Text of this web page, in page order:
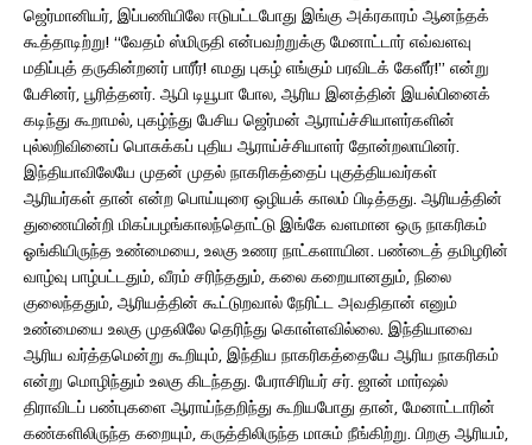
ஜெர்மானியர், இப்பணியிலே ஈடுபட்டபோது இங்கு அக்ரகாரம் ஆனந்தக்
கூத்தாடிற்று! “வேதம் ஸ்மிருதி என்பவற்றுக்கு மேனாட்டார் எவ்வளவு
மதிப்புத் தருகின்றனர் பாரீர்! எமது புகழ் எங்கும் பரவிடக் கேளீர்!” என்று
பேசினர், பூரித்தனர். ஆபி டியூபா போல, ஆரிய இனத்தின் இயல்பினைக்
கடிந்து கூறாமல், புகழ்ந்து பேசிய ஜெர்மன் ஆராய்ச்சியாளர்களின்
புல்லறிவினைப் பொசுக்கப் புதிய ஆராய்ச்சியாளர் தோன்றலாயினர்.
இந்தியாவிலேயே முதன் முதல் நாகரிகத்தைப் புகுத்தியவர்கள்
ஆரியர்கள் தான் என்ற பொய்யுரை ஒழியக் காலம் பிடித்தது. ஆரியத்தின்
துணையின்றி மிகப்பழங்காலந்தொட்டு இங்கே வளமான ஒரு நாகரிகம்
ஓங்கியிருந்த உண்மையை, உலகு உணர நாட்களாயின. பண்டைத் தமிழரின்
வாழ்வு பாழ்பட்டதும், வீரம் சரிந்ததும், கலை கறையானதும், நிலை
குலைந்ததும், ஆரியத்தின் கூட்டுறவால் நேரிட்ட அவதிதான் எனும்
உண்மையை உலகு முதலிலே தெரிந்து கொள்ளவில்லை. இந்தியாவை
ஆரிய வர்த்தமென்று கூறியும், இந்திய நாகரிகத்தையே ஆரிய நாகரிகம்
என்று மொழிந்தும் உலகு கிடந்தது. பேராசிரியர் சர். ஜான் மார்ஷல்
திராவிடப் பண்புகளை ஆராய்ந்தறிந்து கூறியபோது தான், மேனாட்டாரின்
கண்களிலிருந்த கறையும், கருத்திலிருந்த மாசும் நீங்கிற்று. பிறகு ஆரியம்,